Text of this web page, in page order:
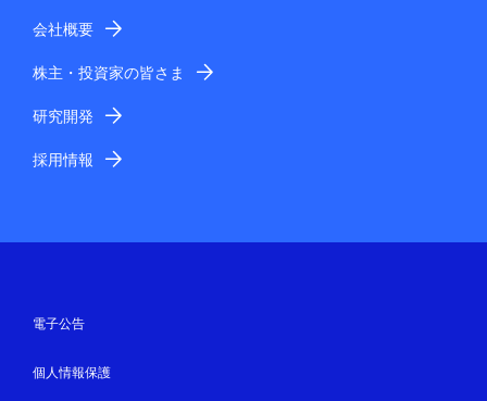
会社概要
株主・投資家の皆さま
研究開発
採用情報
電子公告
個人情報保護